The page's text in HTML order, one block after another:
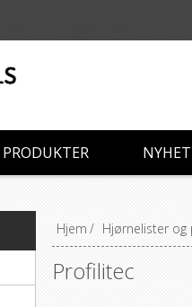
PRODUKTER
Hjem / Hjørnelister og
Profilitec